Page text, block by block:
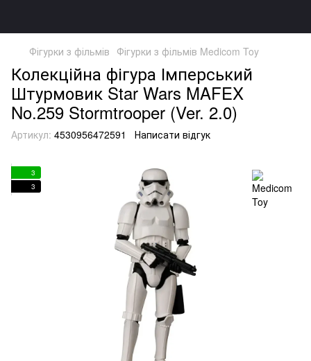
Фігурки з фільмів Фігурки з фільмів Medicom Toy
Колекційна фігура Імперський
Штурмовик Star Wars MAFEX
No.259 Stormtrooper (Ver. 2.0)
Артикул: 4530956472591 Написати відгук
3
3